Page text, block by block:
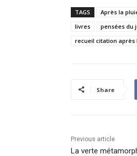
TAGS Après la
livres
pensées du
recueil citation après
Share
Previous article
La verte